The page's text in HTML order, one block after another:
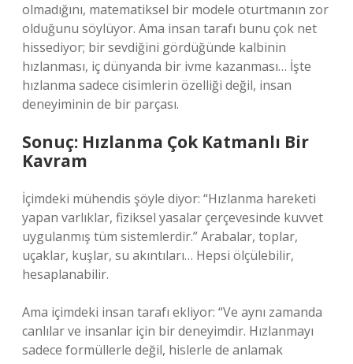
olmadığını, matematiksel bir modele oturtmanın zor
olduğunu söylüyor. Ama insan tarafı bunu çok net
hissediyor; bir sevdiğini gördüğünde kalbinin
hızlanması, iç dünyanda bir ivme kazanması… İşte
hızlanma sadece cisimlerin özelliği değil, insan
deneyiminin de bir parçası.
Sonuç: Hızlanma Çok Katmanlı Bir
Kavram
İçimdeki mühendis şöyle diyor: “Hızlanma hareketi
yapan varlıklar, fiziksel yasalar çerçevesinde kuvvet
uygulanmış tüm sistemlerdir.” Arabalar, toplar,
uçaklar, kuşlar, su akıntıları… Hepsi ölçülebilir,
hesaplanabilir.
Ama içimdeki insan tarafı ekliyor: “Ve aynı zamanda
canlılar ve insanlar için bir deneyimdir. Hızlanmayı
sadece formüllerle değil, hislerle de anlamak